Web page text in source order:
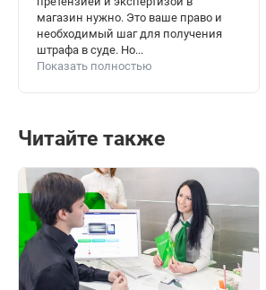
магазин нужно. Это ваше право и
необходимый шаг для получения
штрафа в суде. Но...
Показать полностью
Читайте также